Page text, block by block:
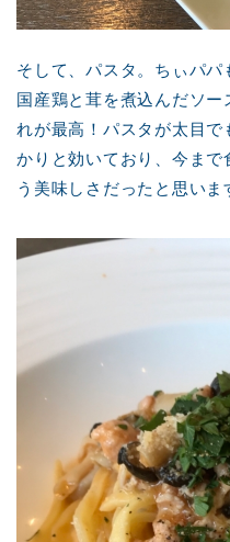
そして、パスタ。ちぃパ
国産鶏と茸を煮込んだソ
れが最高！パスタが太目
かりと効いており、今ま
う美味しさだったと思いま